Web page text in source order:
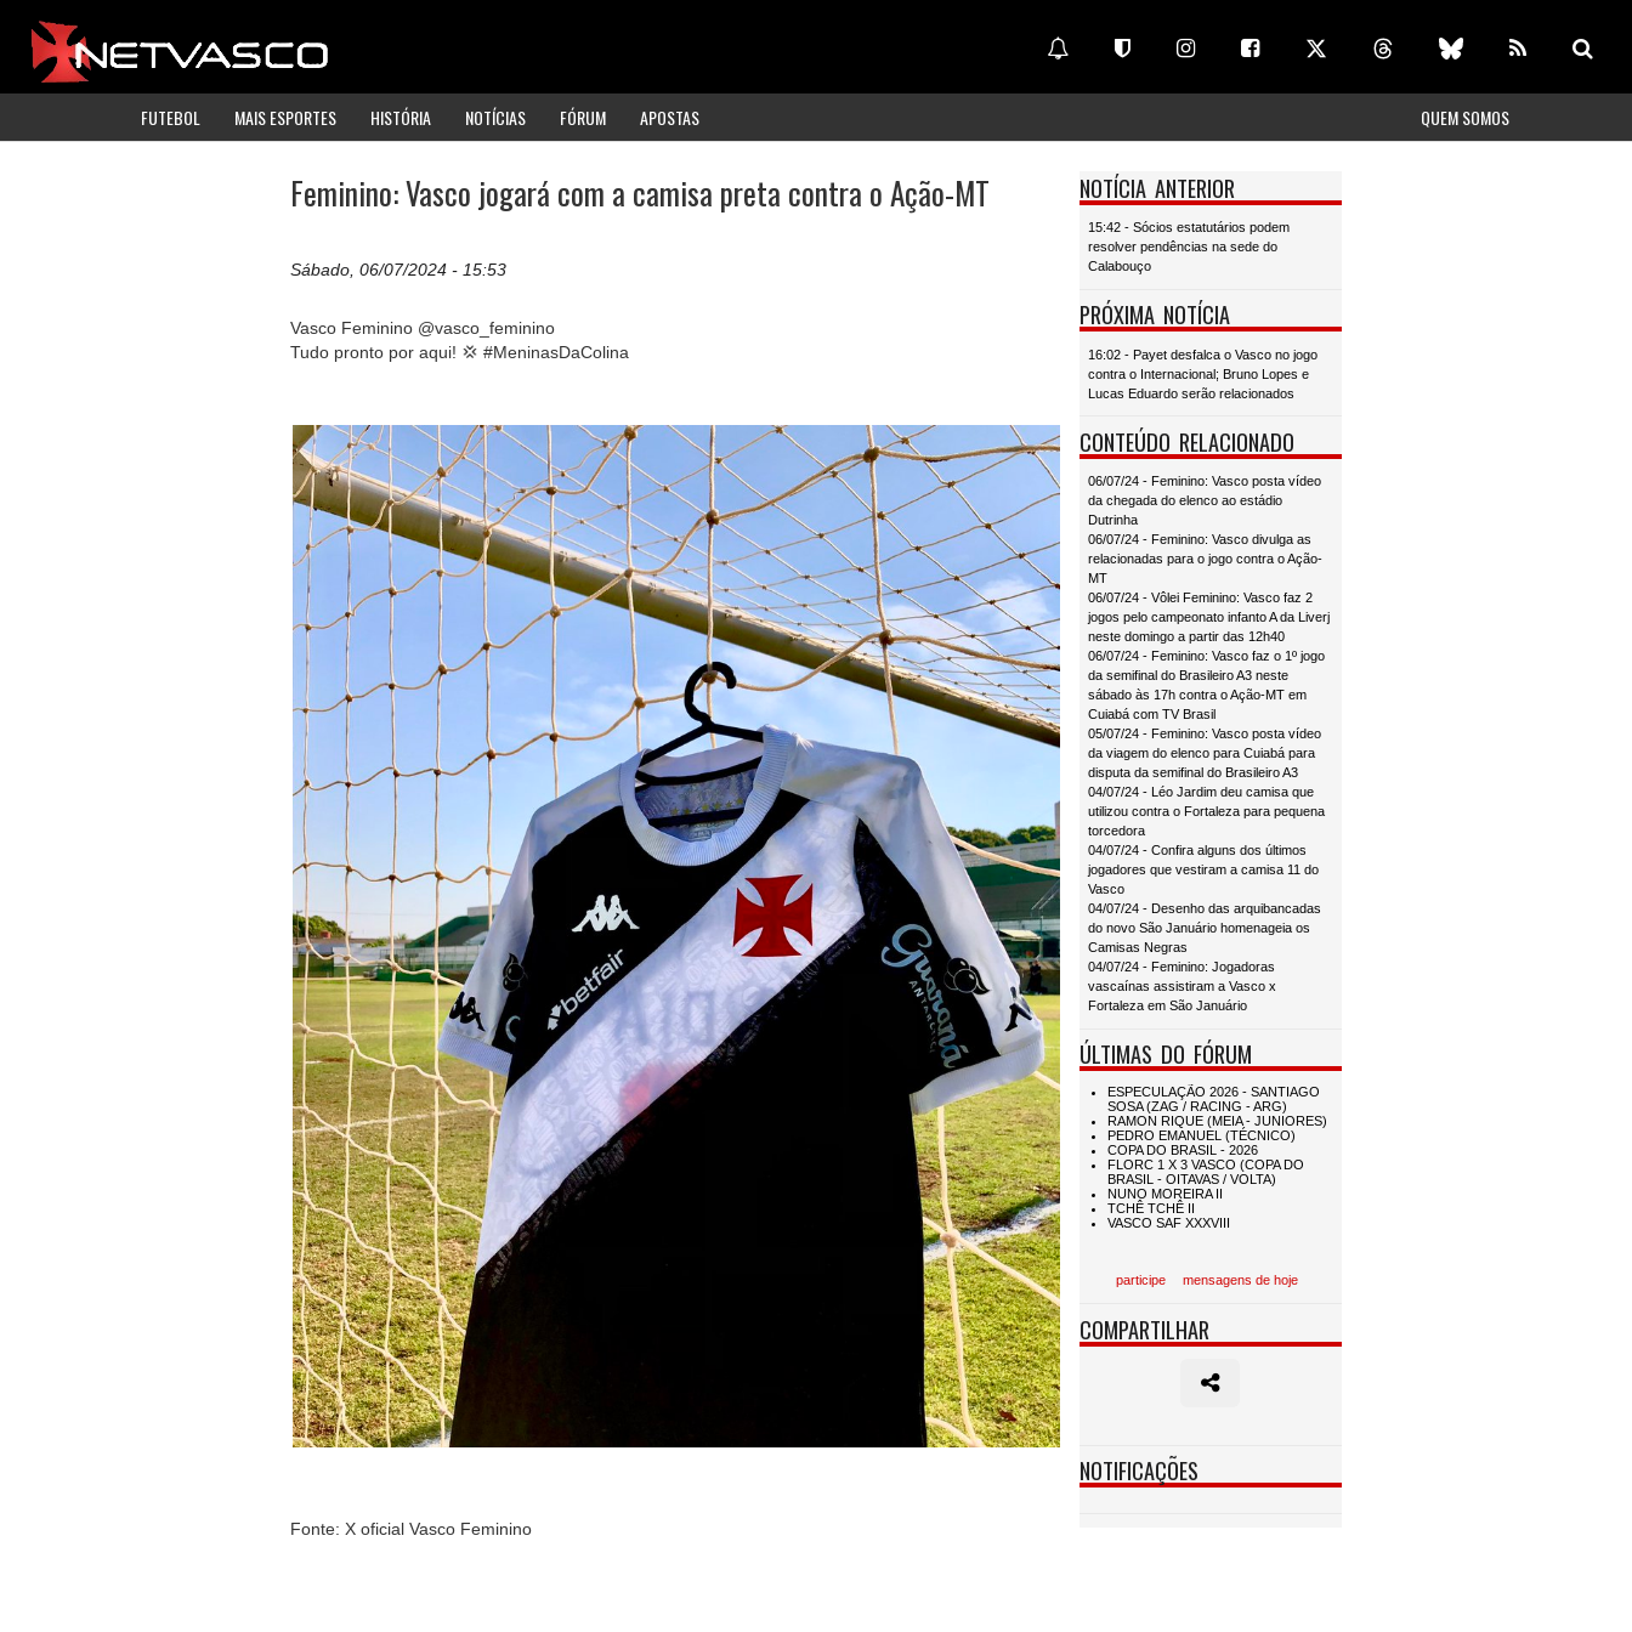
FUTEBOL MAIS ESPORTES HISTÓRIA NOTÍCIAS FÓRUM APOSTAS QUEM SOMOS
Feminino: Vasco jogará com a camisa preta contra o Ação-MT
Sábado, 06/07/2024 - 15:53
Vasco Feminino @vasco_feminino
Tudo pronto por aqui! 💢 #MeninasDaColina
Fonte: X oficial Vasco Feminino
NOTÍCIA ANTERIOR
15:42 - Sócios estatutários podem
resolver pendências na sede do
Calabouço
PRÓXIMA NOTÍCIA
16:02 - Payet desfalca o Vasco no jogo
contra o Internacional; Bruno Lopes e
Lucas Eduardo serão relacionados
CONTEÚDO RELACIONADO
06/07/24 - Feminino: Vasco posta vídeo
da chegada do elenco ao estádio
Dutrinha
06/07/24 - Feminino: Vasco divulga as
relacionadas para o jogo contra o Ação-
MT
06/07/24 - Vôlei Feminino: Vasco faz 2
jogos pelo campeonato infanto A da Liverj
neste domingo a partir das 12h40
06/07/24 - Feminino: Vasco faz o 1º jogo
da semifinal do Brasileiro A3 neste
sábado às 17h contra o Ação-MT em
Cuiabá com TV Brasil
05/07/24 - Feminino: Vasco posta vídeo
da viagem do elenco para Cuiabá para
disputa da semifinal do Brasileiro A3
04/07/24 - Léo Jardim deu camisa que
utilizou contra o Fortaleza para pequena
torcedora
04/07/24 - Confira alguns dos últimos
jogadores que vestiram a camisa 11 do
Vasco
04/07/24 - Desenho das arquibancadas
do novo São Januário homenageia os
Camisas Negras
04/07/24 - Feminino: Jogadoras
vascaínas assistiram a Vasco x
Fortaleza em São Januário
ÚLTIMAS DO FÓRUM
participe mensagens de hoje
COMPARTILHAR
NOTIFICAÇÕES